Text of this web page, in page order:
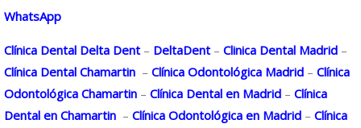
WhatsApp
Clínica Dental Delta Dent – DeltaDent – Clinica Dental Madrid –
Clínica Dental Chamartin – Clínica Odontológica Madrid – Clínica
Odontológica Chamartin – Clínica Dental en Madrid – Clínica
Dental en Chamartin – Clínica Odontológica en Madrid – Clínica